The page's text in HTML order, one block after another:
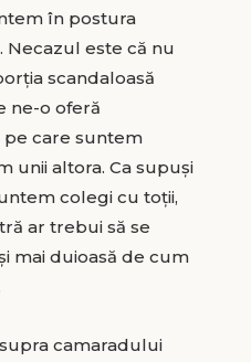
în postura
Necazul este că nu
scandaloasă
ne-o oferă
care suntem
unii altora. Ca supuși
colegi cu toții,
ar trebui să se
mai duioasă de cum
camaradului